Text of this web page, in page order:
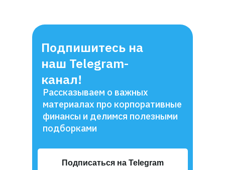
Подпишитесь на
наш Telegram-
канал!
Подписаться на Telegram
Рассказываем о важных
материалах про корпоративные
финансы и делимся полезными
подборками